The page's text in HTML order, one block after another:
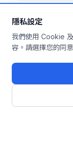
隱私設定
我們使用 Cookie
容。請選擇您的同
想深入了